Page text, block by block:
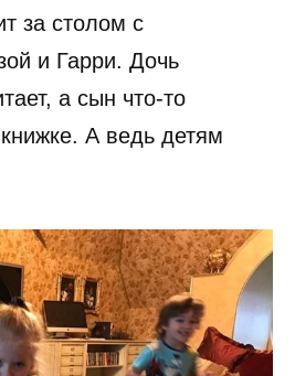
за столом с
и Гарри. Дочь
а сын что-то
А ведь детям